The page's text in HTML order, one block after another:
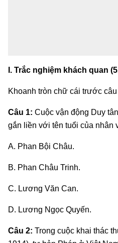
I. Trắc nghiệm khách quan
Khoanh tròn chữ cái trước
Câu 1: Cuộc vận động Duy
gắn liền với tên tuổi của nhân
A. Phan Bội Châu.
B. Phan Châu Trinh.
C. Lương Văn Can.
D. Lương Ngọc Quyến.
Câu 2: Trong cuộc khai thác